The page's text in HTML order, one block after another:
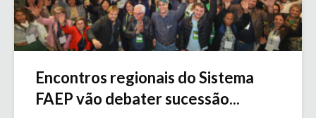
Encontros regionais do Sistema
FAEP vão debater sucessão...